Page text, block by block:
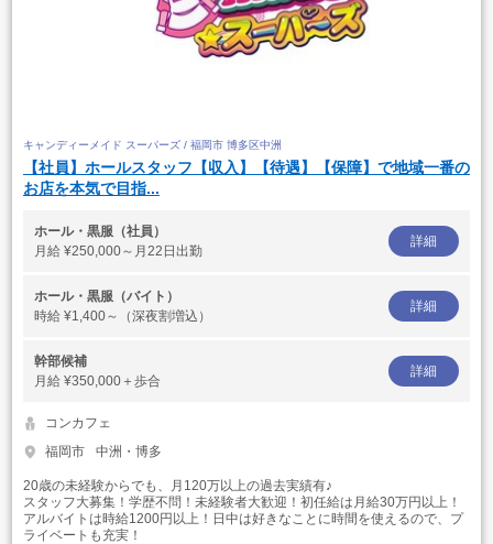
キャンディーメイド スーパーズ / 福岡市 博多区中洲
【社員】ホールスタッフ【収入】【待遇】【保障】で地域一番の
お店を本気で目指...
ホール・黒服（社員）
月給 ¥250,000～月22日出勤
詳細
ホール・黒服（バイト）
時給 ¥1,400～（深夜割増込）
詳細
幹部候補
月給 ¥350,000＋歩合
詳細
コンカフェ
福岡市
中洲・博多
20歳の未経験からでも、月120万以上の過去実績有♪
スタッフ大募集！学歴不問！未経験者大歓迎！初任給は月給30万円以上！
アルバイトは時給1200円以上！日中は好きなことに時間を使えるので、プ
ライベートも充実！